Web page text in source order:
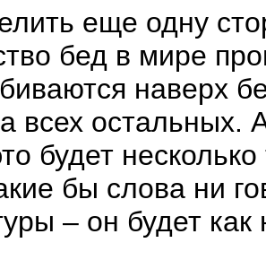
еще одну
бед в мире
наверх
всех остальных.
будет
бы слова ни
– он будет